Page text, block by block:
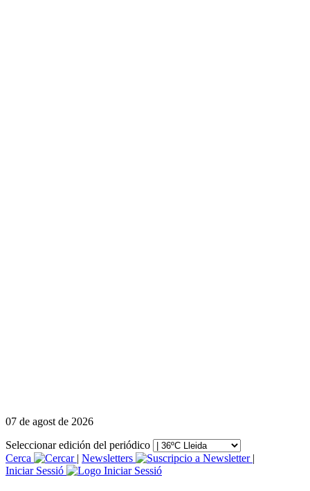
07 de agost de 2026
Seleccionar edición del periódico
Cerca
| Newsletters
|
Iniciar Sessió